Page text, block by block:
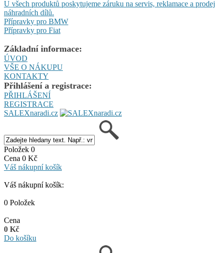
U všech produktů poskytujeme záruku na servis, reklamace a prodej
náhradních dílů.
Přípravky pro BMW
Přípravky pro Fiat
Základní informace:
ÚVOD
VŠE O NÁKUPU
KONTAKTY
Přihlášení a registrace:
PŘIHLÁŠENÍ
REGISTRACE
SALEXnaradi.cz
Položek 0
Cena 0 Kč
Váš nákupní košík
Váš nákupní košík:
0 Položek
Cena
0 Kč
Do košíku